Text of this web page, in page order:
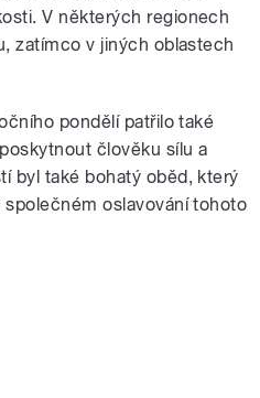
V některých regionech
zatímco v jiných oblastech
pondělí patřilo také
člověku sílu a
byl také bohatý oběd, který
oslavování tohoto